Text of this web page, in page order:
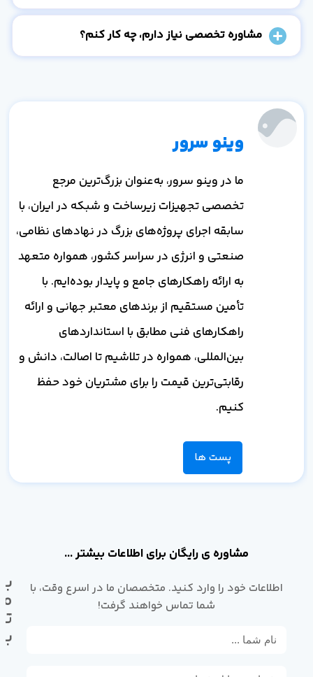
مشاوره تخصصی نیاز دارم، چه کار کنم؟
وینو سرور
ما در وینو سرور، به‌عنوان بزرگ‌ترین مرجع
تخصصی تجهیزات زیرساخت و شبکه در ایران، با
سابقه اجرای پروژه‌های بزرگ در نهادهای نظامی،
صنعتی و انرژی در سراسر کشور، همواره متعهد
به ارائه راهکارهای جامع و پایدار بوده‌ایم. با
تأمین مستقیم از برندهای معتبر جهانی و ارائه
راهکارهای فنی مطابق با استانداردهای
بین‌المللی، همواره در تلاشیم تا اصالت، دانش و
رقابتی‌ترین قیمت را برای مشتریان خود حفظ
کنیم.
پست ها
مشاوره ی رایگان برای اطلاعات بیشتر ...
اطلاعات خود را وارد کنید. متخصصان ما در اسرع وقت، با
شما تماس خواهند گرفت!
با